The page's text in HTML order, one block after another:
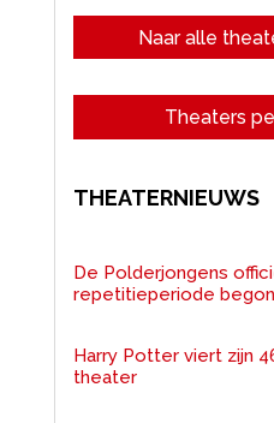
Naar alle
Theaters
THEATERNIEUWS
De Polderjongens
repetitieperiode
Harry Potter viert zijn
theater